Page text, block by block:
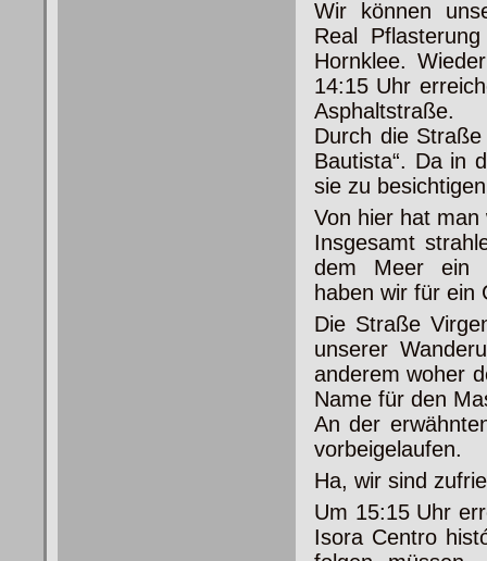
Wir können
Real
Hornklee.
14:15 Uhr
Asphaltstraße.
Durch die
Bautista“. Da in
sie zu
Von hier hat
Insgesamt
dem Meer ein
haben wir für ein
Die Straße
unserer
anderem woher
Name für den
An der
vorbeigelaufen.
Ha, wir sind
Um 15:15 Uhr
Isora Centro